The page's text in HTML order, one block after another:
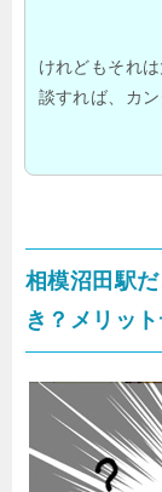
けれどもそれ
談すれば、カン
相模沼田駅
き？メリッ